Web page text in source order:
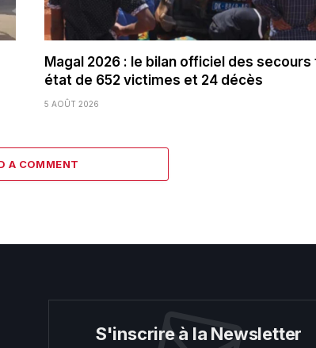
Magal 2026 : le bilan officiel des secours
état de 652 victimes et 24 décès
5 AOÛT 2026
A COMMENT
S'inscrire à la Newsletter